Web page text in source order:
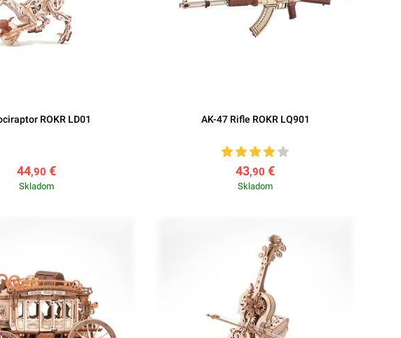
ROKR LD01
44,90 €
Skladom
AK-47 Rifle ROKR LQ901
43,90 €
Skladom